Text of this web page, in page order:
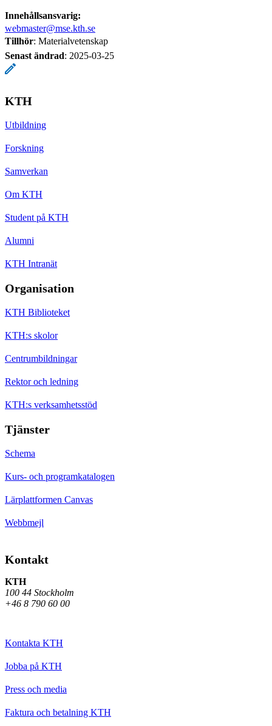
Innehållsansvarig:
webmaster@mse.kth.se
Tillhör: Materialvetenskap
Senast ändrad: 2025-03-25
KTH
Utbildning
Forskning
Samverkan
Om KTH
Student på KTH
Alumni
KTH Intranät
Organisation
KTH Biblioteket
KTH:s skolor
Centrumbildningar
Rektor och ledning
KTH:s verksamhetsstöd
Tjänster
Schema
Kurs- och programkatalogen
Lärplattformen Canvas
Webbmejl
Kontakt
KTH
100 44 Stockholm
+46 8 790 60 00
Kontakta KTH
Jobba på KTH
Press och media
Faktura och betalning KTH